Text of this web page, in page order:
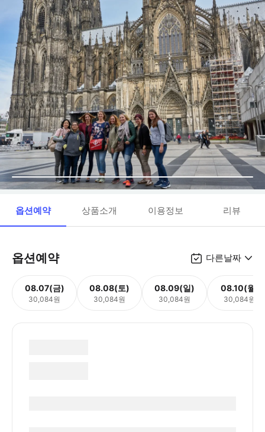
옵션예약 상품소개 이용정보 리뷰
옵션예약 다른날짜
08.07(금)
30,084원
08.08(토)
30,084원
08.09(일)
30,084원
08.10(월)
30,084원